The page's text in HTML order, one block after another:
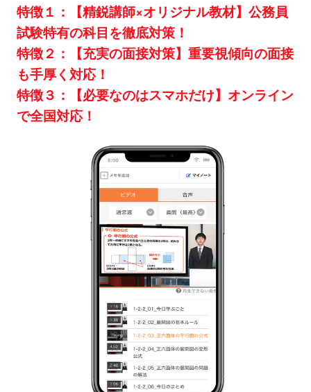
特徴１：【精鋭講師×オリジナル教材】公務員
試験特有の科目を徹底対策！
特徴２：【充実の面接対策】重要視傾向の面接
も手厚く対応！
特徴３：【必要なのはスマホだけ】オンライン
で全国対応！